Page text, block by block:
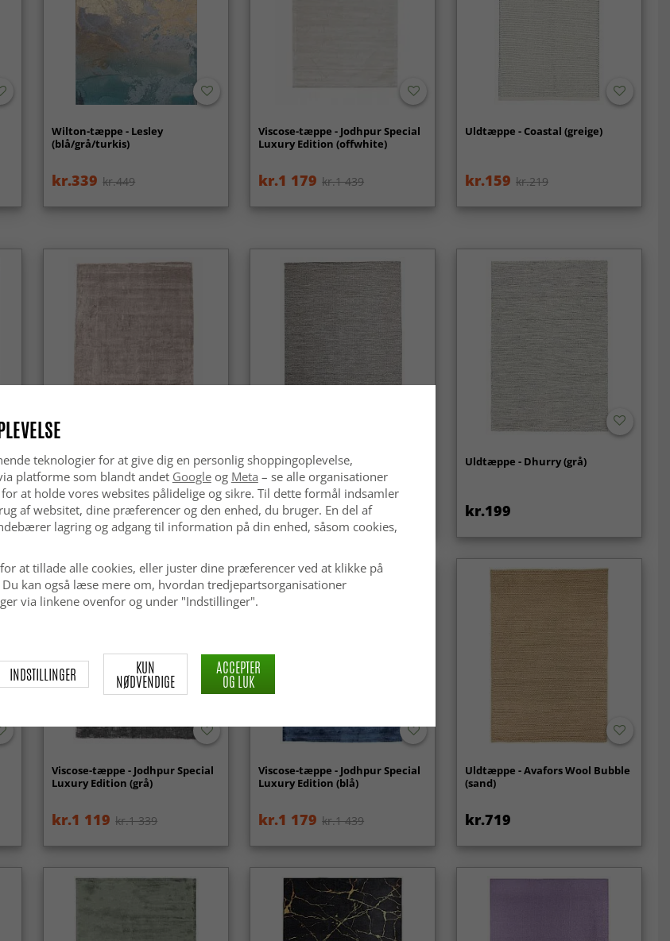
Wilton-tæppe - Lesley
(blå/grå/turkis)
kr.339 kr.449
Viscose-tæppe - Jodhpur Special
Luxury Edition (offwhite)
kr.1 179 kr.1 439
Uldtæppe - Coastal (greige)
kr.159 kr.219
Viscose-tæppe - Jodhpur Special
Luxury Edition (lysegrå/beige)
kr.1 179 kr.1 439
Uldtæppe - Dhurry (beige)
kr.199
Uldtæppe - Dhurry (grå)
kr.199
Viscose-tæppe - Jodhpur Special
Luxury Edition (grå)
kr.1 119 kr.1 339
Viscose-tæppe - Jodhpur Special
Luxury Edition (blå)
kr.1 179 kr.1 439
Uldtæppe - Avafors Wool Bubble
(sand)
kr.719
teknologier for at give dig en personlig shoppingoplevelse,
platforme som blandt andet Googleog Meta – se alle organisationer
at holde vores websites pålidelige og sikre. Til dette formål indsamler
af websitet, dine præferencer og den enhed, du bruger. En del af
lagring og adgang til information på din enhed, såsom cookies,
at tillade alle cookies, eller juster dine præferencer ved at klikke på
kan også læse mere om, hvordan tredjepartsorganisationer
via linkene ovenfor og under "Indstillinger".
INDSTILLINGER KUN
NØDVENDIGE
ACCEPTER
OG LUK